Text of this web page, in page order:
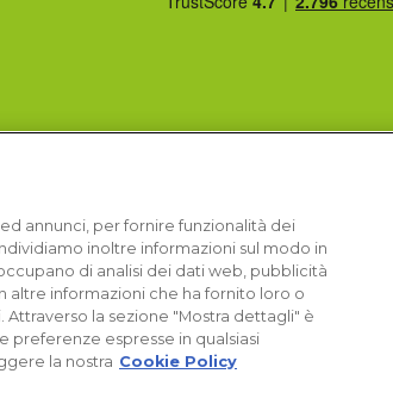
annunci, per fornire funzionalità dei
inoltre informazioni sul modo in
di analisi dei dati web, pubblicità
informazioni che ha fornito loro o
la sezione "Mostra dettagli" è
preferenze espresse in qualsiasi
la nostra Cookie Policy